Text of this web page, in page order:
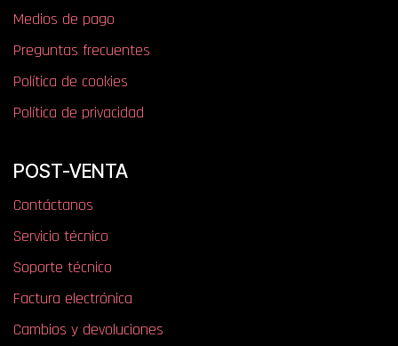
Medios de pago
Preguntas frecuentes
Política de cookies
Política de privacidad
POST-VENTA
Contáctanos
Servicio técnico
Soporte técnico
Factura electrónica
Cambios y devoluciones